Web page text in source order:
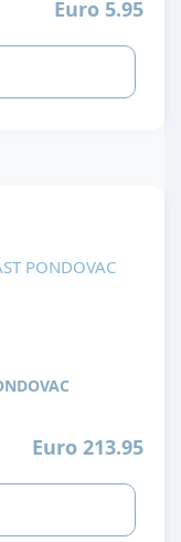
Euro 5.95
Euro 213.95